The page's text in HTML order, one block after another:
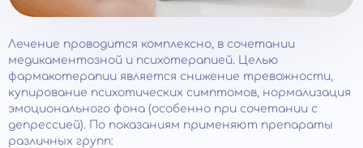
Лечение проводится комплексно, в сочетании
медикаментозной и психотерапией. Целью
фармакотерапии является снижение тревожности,
купирование психотических симптомов, нормализация
эмоционального фона (особенно при сочетании с
депрессией). По показаниям применяют препараты
различных групп: